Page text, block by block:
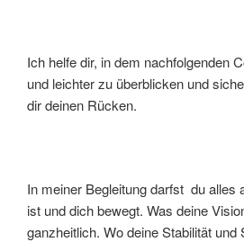
Ich helfe dir, in dem nachfolgenden
und leichter zu überblicken und
dir deinen Rücken.
In meiner Begleitung darfst du alles
ist und dich bewegt. Was deine
ganzheitlich. Wo deine Stabilität und